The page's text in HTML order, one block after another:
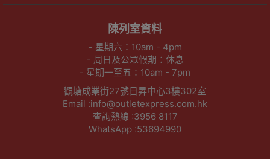
陳列室資料
- 星期六：10am - 4pm
- 周日及公眾假期：休息
- 星期一至五：10am - 7pm
觀塘成業街27號日昇中心3樓302室
Email :info@outletexpress.com.hk
查詢熱線 :3956 8117
WhatsApp :53694990